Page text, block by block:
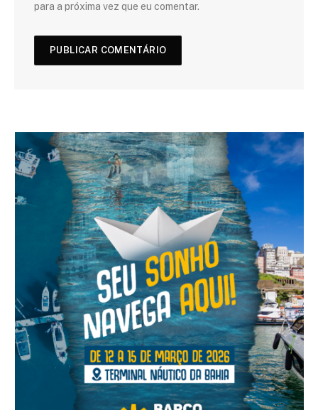
para a próxima vez que eu comentar.